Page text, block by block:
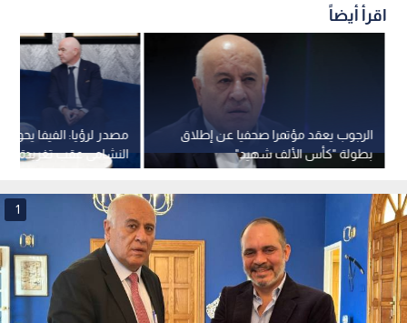
اقرأ أيضاً
مصدر لرؤيا: الفيفا
النشامى عقب تغريدة
الرجوب يعقد مؤتمرا صحفيا عن إطلاق
بطولة "كأس الألف شهيد"
1